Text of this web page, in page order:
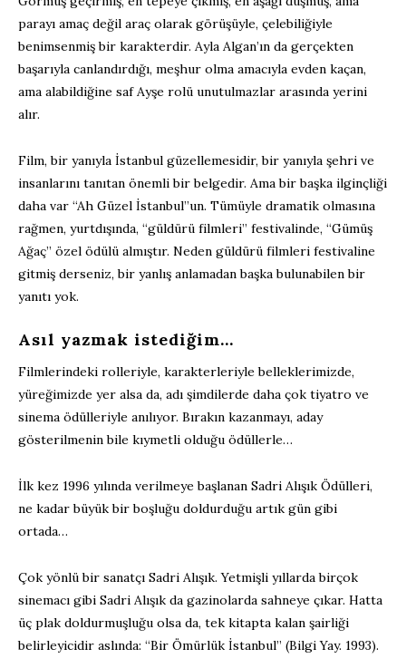
parayı amaç değil araç olarak görüşüyle, çelebiliğiyle
benimsenmiş bir karakterdir. Ayla Algan’ın da gerçekten
başarıyla canlandırdığı, meşhur olma amacıyla evden kaçan,
ama alabildiğine saf Ayşe rolü unutulmazlar arasında yerini
alır.
Film, bir yanıyla İstanbul güzellemesidir, bir yanıyla şehri ve
insanlarını tanıtan önemli bir belgedir. Ama bir başka ilginçliği
daha var “Ah Güzel İstanbul”un. Tümüyle dramatik olmasına
rağmen, yurtdışında, “güldürü filmleri” festivalinde, “Gümüş
Ağaç” özel ödülü almıştır. Neden güldürü filmleri festivaline
gitmiş derseniz, bir yanlış anlamadan başka bulunabilen bir
yanıtı yok.
Asıl yazmak istediğim…
Filmlerindeki rolleriyle, karakterleriyle belleklerimizde,
yüreğimizde yer alsa da, adı şimdilerde daha çok tiyatro ve
sinema ödülleriyle anılıyor. Bırakın kazanmayı, aday
gösterilmenin bile kıymetli olduğu ödüllerle…
İlk kez 1996 yılında verilmeye başlanan Sadri Alışık Ödülleri,
ne kadar büyük bir boşluğu doldurduğu artık gün gibi
ortada…
Çok yönlü bir sanatçı Sadri Alışık. Yetmişli yıllarda birçok
sinemacı gibi Sadri Alışık da gazinolarda sahneye çıkar. Hatta
üç plak doldurmuşluğu olsa da, tek kitapta kalan şairliği
belirleyicidir aslında: “Bir Ömürlük İstanbul” (Bilgi Yay. 1993).